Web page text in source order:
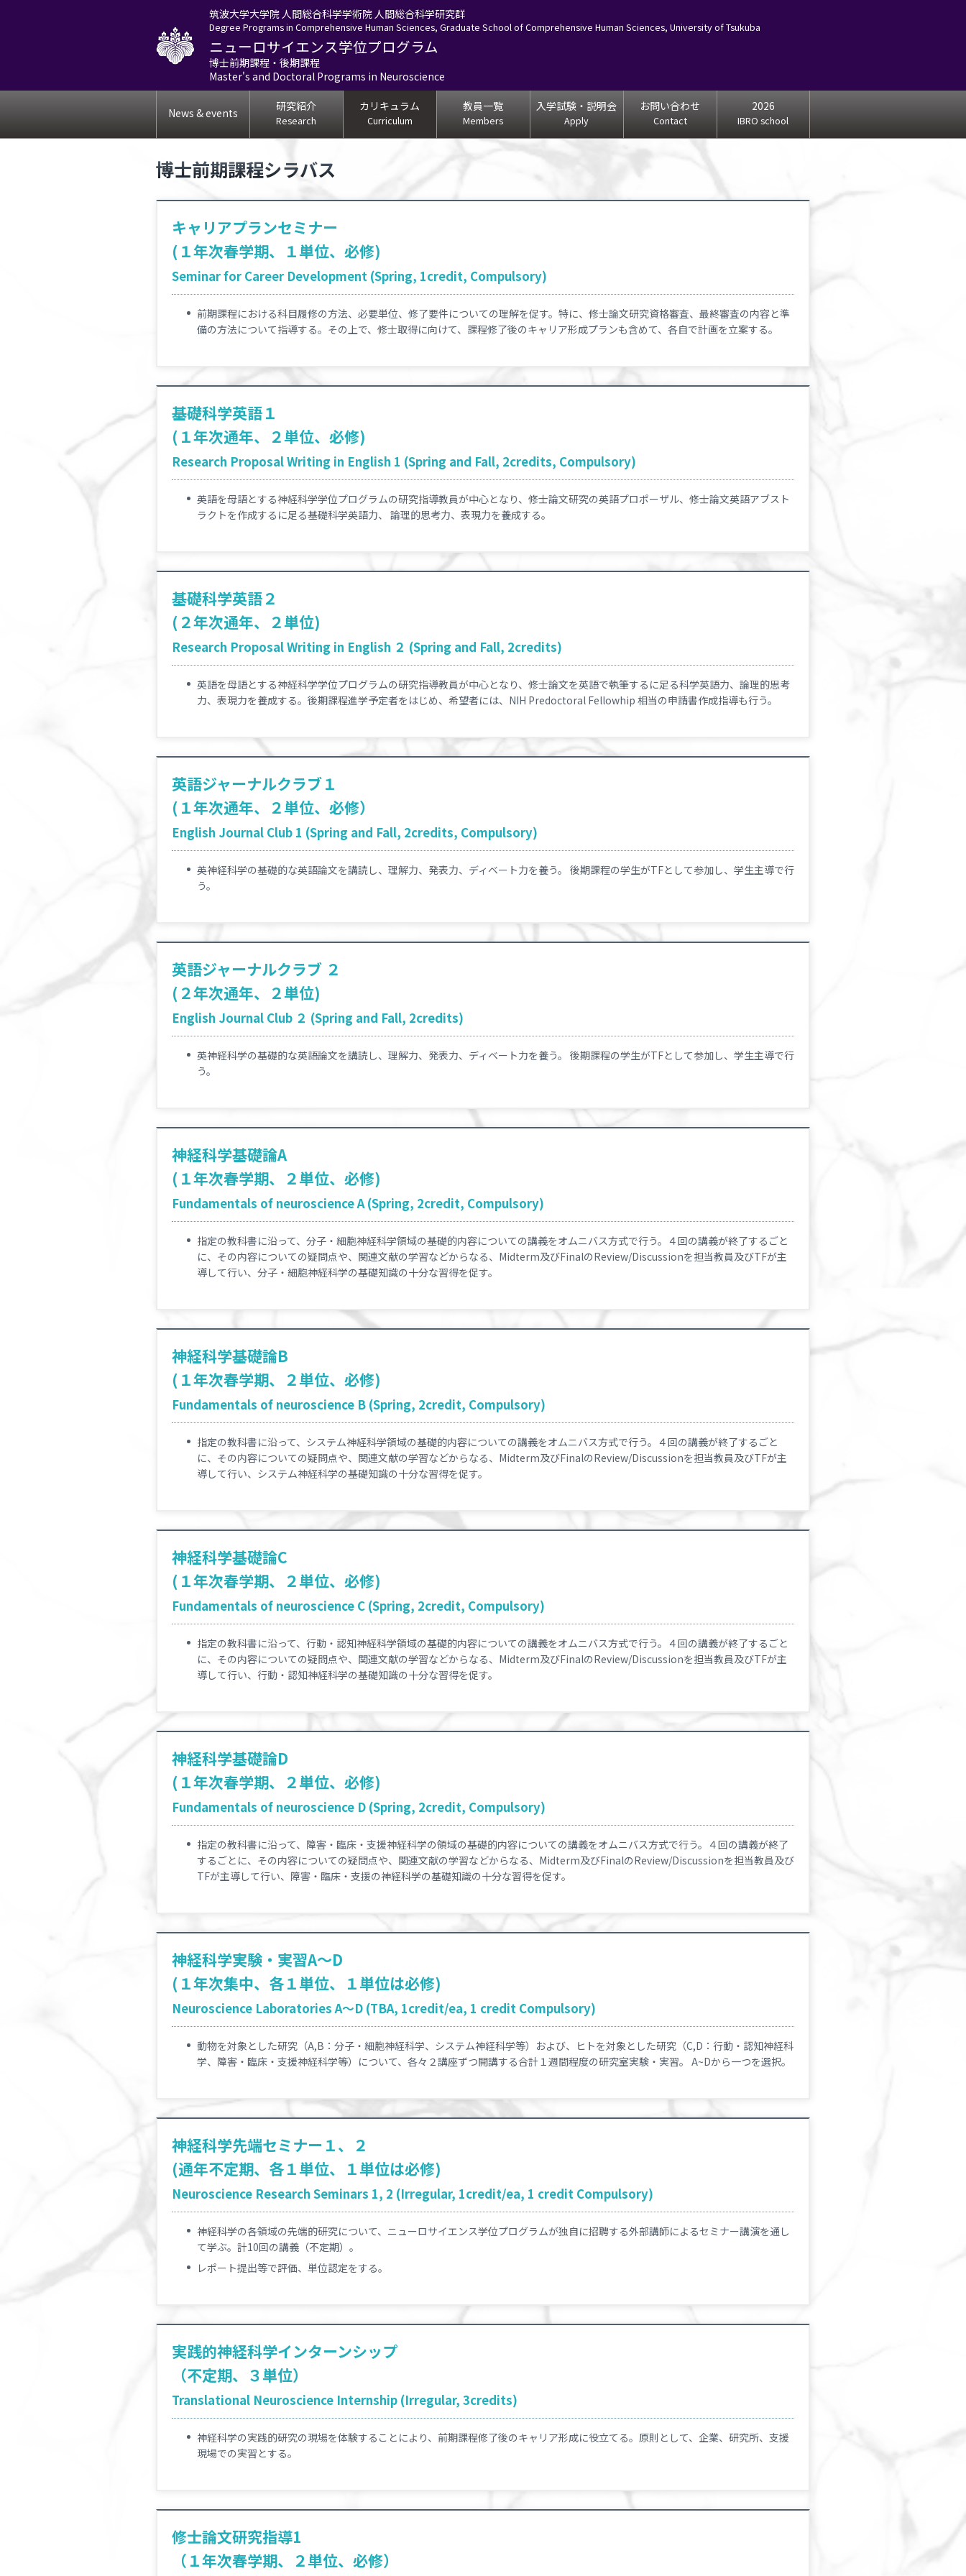
筑波大学大学院 人間総合科学学術院 人間総合科学研究群
Degree Programs in Comprehensive Human Sciences, Graduate School of Comprehensive Human Sciences, University of Tsukuba
ニューロサイエンス学位プログラム
博士前期課程・後期課程
Master's and Doctoral Programs in Neuroscience
News & events 研究紹介
Research
カリキュラム
Curriculum
教員一覧
Members
入学試験・説明会
Apply
お問い合わせ
Contact
2026
IBRO school
博士前期課程シラバス
キャリアプランセミナー
(１年次春学期、１単位、必修)
Seminar for Career Development (Spring, 1credit, Compulsory)
前期課程における科目履修の方法、必要単位、修了要件についての理解を促す。特に、修士論文研究資格審査、最終審査の内容と準
備の方法について指導する。その上で、修士取得に向けて、課程修了後のキャリア形成プランも含めて、各自で計画を立案する。
基礎科学英語１
(１年次通年、２単位、必修)
Research Proposal Writing in English 1 (Spring and Fall, 2credits, Compulsory)
英語を母語とする神経科学学位プログラムの研究指導教員が中心となり、修士論文研究の英語プロポーザル、修士論文英語アブスト
ラクトを作成するに足る基礎科学英語力、 論理的思考力、表現力を養成する。
基礎科学英語２
(２年次通年、２単位)
Research Proposal Writing in English ２ (Spring and Fall, 2credits)
英語を母語とする神経科学学位プログラムの研究指導教員が中心となり、修士論文を英語で執筆するに足る科学英語力、論理的思考
力、表現力を養成する。後期課程進学予定者をはじめ、希望者には、NIH Predoctoral Fellowhip 相当の申請書作成指導も行う。
英語ジャーナルクラブ１
(１年次通年、２単位、必修）
English Journal Club 1 (Spring and Fall, 2credits, Compulsory)
英神経科学の基礎的な英語論文を講読し、理解力、発表力、ディベート力を養う。 後期課程の学生がTFとして参加し、学生主導で行
う。
英語ジャーナルクラブ ２
(２年次通年、２単位)
English Journal Club ２ (Spring and Fall, 2credits)
英神経科学の基礎的な英語論文を講読し、理解力、発表力、ディベート力を養う。 後期課程の学生がTFとして参加し、学生主導で行
う。
神経科学基礎論A
(１年次春学期、２単位、必修)
Fundamentals of neuroscience A (Spring, 2credit, Compulsory)
指定の教科書に沿って、分子・細胞神経科学領域の基礎的内容についての講義をオムニバス方式で行う。４回の講義が終了するごと
に、その内容についての疑問点や、関連文献の学習などからなる、Midterm及びFinalのReview/Discussionを担当教員及びTFが主
導して行い、分子・細胞神経科学の基礎知識の十分な習得を促す。
神経科学基礎論B
(１年次春学期、２単位、必修)
Fundamentals of neuroscience B (Spring, 2credit, Compulsory)
指定の教科書に沿って、システム神経科学領域の基礎的内容についての講義をオムニバス方式で行う。４回の講義が終了するごと
に、その内容についての疑問点や、関連文献の学習などからなる、Midterm及びFinalのReview/Discussionを担当教員及びTFが主
導して行い、システム神経科学の基礎知識の十分な習得を促す。
神経科学基礎論C
(１年次春学期、２単位、必修)
Fundamentals of neuroscience C (Spring, 2credit, Compulsory)
指定の教科書に沿って、行動・認知神経科学領域の基礎的内容についての講義をオムニバス方式で行う。４回の講義が終了するごと
に、その内容についての疑問点や、関連文献の学習などからなる、Midterm及びFinalのReview/Discussionを担当教員及びTFが主
導して行い、行動・認知神経科学の基礎知識の十分な習得を促す。
神経科学基礎論D
(１年次春学期、２単位、必修)
Fundamentals of neuroscience D (Spring, 2credit, Compulsory)
指定の教科書に沿って、障害・臨床・支援神経科学の領域の基礎的内容についての講義をオムニバス方式で行う。４回の講義が終了
するごとに、その内容についての疑問点や、関連文献の学習などからなる、Midterm及びFinalのReview/Discussionを担当教員及び
TFが主導して行い、障害・臨床・支援の神経科学の基礎知識の十分な習得を促す。
神経科学実験・実習A～D
(１年次集中、各１単位、１単位は必修)
Neuroscience Laboratories A～D (TBA, 1credit/ea, 1 credit Compulsory)
動物を対象とした研究（A,B：分子・細胞神経科学、システム神経科学等）および、ヒトを対象とした研究（C,D：行動・認知神経科
学、障害・臨床・支援神経科学等）について、各々２講座ずつ開講する合計１週間程度の研究室実験・実習。 A~Dから一つを選択。
神経科学先端セミナー１、２
(通年不定期、各１単位、１単位は必修)
Neuroscience Research Seminars 1, 2 (Irregular, 1credit/ea, 1 credit Compulsory)
神経科学の各領域の先端的研究について、ニューロサイエンス学位プログラムが独自に招聘する外部講師によるセミナー講演を通し
て学ぶ。計10回の講義（不定期）。
レポート提出等で評価、単位認定をする。
実践的神経科学インターンシップ
（不定期、３単位）
Translational Neuroscience Internship (Irregular, 3credits)
神経科学の実践的研究の現場を体験することにより、前期課程修了後のキャリア形成に役立てる。原則として、企業、研究所、支援
現場での実習とする。
修士論文研究指導1
（１年次春学期、２単位、必修）